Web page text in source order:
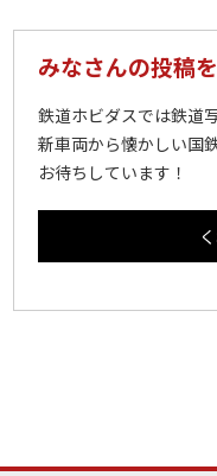
みなさんの投稿
鉄道ホビダスでは鉄道
新車両から懐かしい国
お待ちしています！